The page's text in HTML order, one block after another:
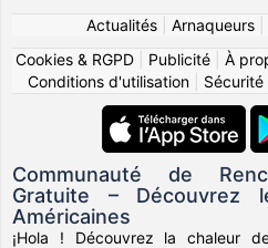
Actualités| Arnaqueurs|
Cookies & RGPD
Publicité À
Conditions d'utilisation|
Communauté de
Gratuite – Découvrez
Américaines
¡Hola ! Découvrez la chaleur